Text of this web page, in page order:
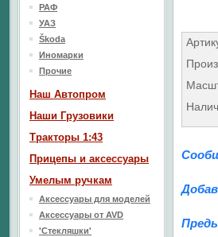
РАФ
УАЗ
Škoda
Иномарки
Прочие
Наш Aвтопром
Наши Грузовики
Тракторы 1:43
Прицепы и аксессуары
Умелым ручкам
Аксессуары для моделей
Аксессуары от AVD
'Стекляшки'